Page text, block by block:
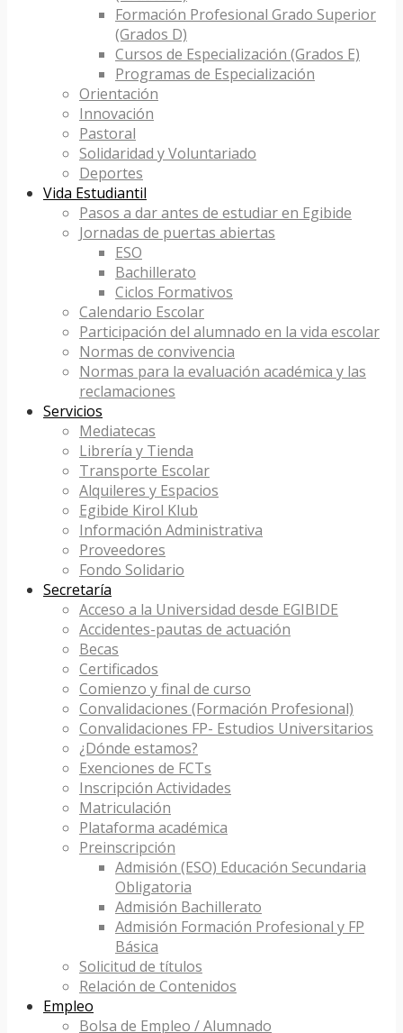
Formación Profesional Grado Superior
(Grados D)
Cursos de Especialización (Grados E)
Programas de Especialización
Orientación
Innovación
Pastoral
Solidaridad y Voluntariado
Deportes
Vida Estudiantil
Pasos a dar antes de estudiar en Egibide
Jornadas de puertas abiertas
ESO
Bachillerato
Ciclos Formativos
Calendario Escolar
Participación del alumnado en la vida escolar
Normas de convivencia
Normas para la evaluación académica y las
reclamaciones
Servicios
Mediatecas
Librería y Tienda
Transporte Escolar
Alquileres y Espacios
Egibide Kirol Klub
Información Administrativa
Proveedores
Fondo Solidario
Secretaría
Acceso a la Universidad desde EGIBIDE
Accidentes-pautas de actuación
Becas
Certificados
Comienzo y final de curso
Convalidaciones (Formación Profesional)
Convalidaciones FP- Estudios Universitarios
¿Dónde estamos?
Exenciones de FCTs
Inscripción Actividades
Matriculación
Plataforma académica
Preinscripción
Admisión (ESO) Educación Secundaria
Obligatoria
Admisión Bachillerato
Admisión Formación Profesional y FP
Básica
Solicitud de títulos
Relación de Contenidos
Empleo
Bolsa de Empleo / Alumnado